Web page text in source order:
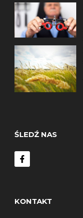
ŚLEDŹ NAS
KONTAKT